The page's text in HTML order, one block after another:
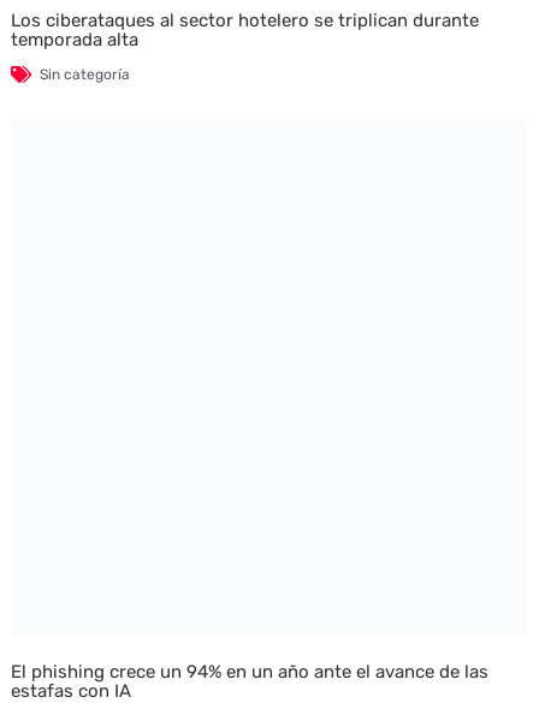
Los ciberataques al sector hotelero se triplican durante
temporada alta
Sin categoría
El phishing crece un 94% en un año ante el avance de las
estafas con IA